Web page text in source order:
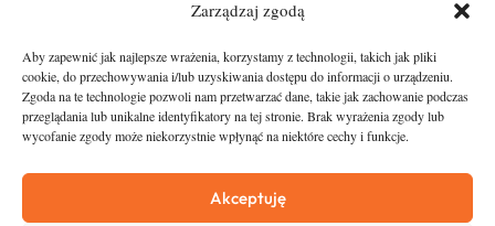
Zarządzaj zgodą
Aby zapewnić jak najlepsze wrażenia, korzystamy z technologii, takich jak pliki
cookie, do przechowywania i/lub uzyskiwania dostępu do informacji o urządzeniu.
Zgoda na te technologie pozwoli nam przetwarzać dane, takie jak zachowanie podczas
przeglądania lub unikalne identyfikatory na tej stronie. Brak wyrażenia zgody lub
wycofanie zgody może niekorzystnie wpłynąć na niektóre cechy i funkcje.
Akceptuję
Asfalt
O nas
Zostań Patronem